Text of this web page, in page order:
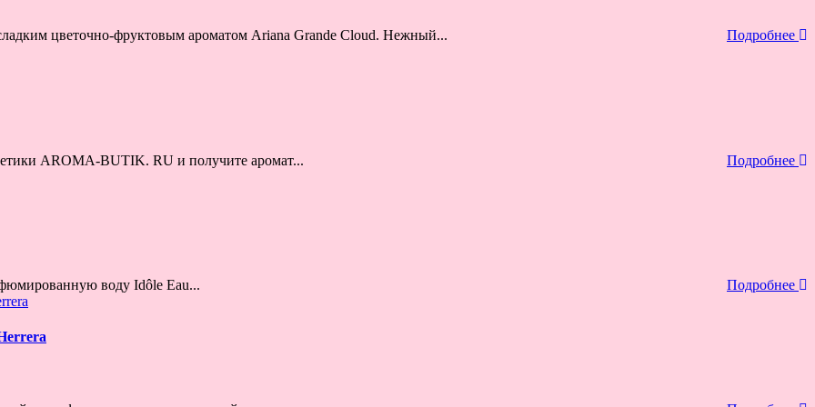
цветочно-фруктовым ароматом Ariana Grande Cloud. Нежный... Подробнее
AROMA-BUTIK. RU и получите аромат... Подробнее
воду Idôle Eau... Подробнее